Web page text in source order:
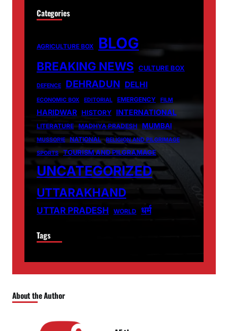
Categories
AGRICULTURE BOX BLOG
BREAKING NEWS CULTURE BOX
DEFENCE DEHRADUN DELHI
ECONOMIC BOX EDITORIAL EMERGENCY FILM
HARIDWAR HISTORY INTERNATIONAL
LITERATURE MADHYA PRADESH MUMBAI
MUSSORIE NATIONAL
RELIGION AND PILGRIMAGE
SPORTS
TOURISM AND PILGRAMAGE
UNCATEGORIZED
UTTARAKHAND
UTTAR PRADESH WORLD धर्म
Tags
About the Author